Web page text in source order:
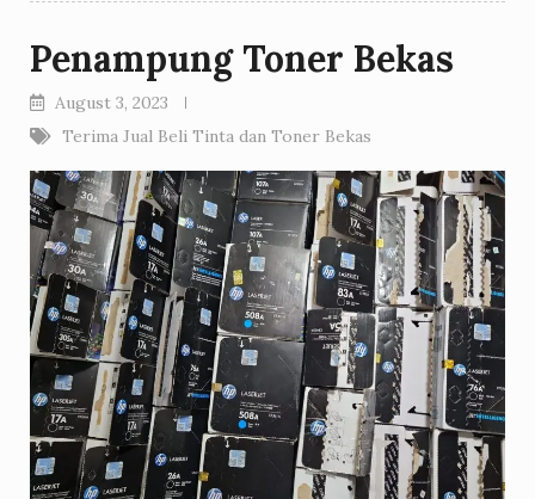
Penampung Toner Bekas
August 3, 2023
Terima Jual Beli Tinta dan Toner Bekas